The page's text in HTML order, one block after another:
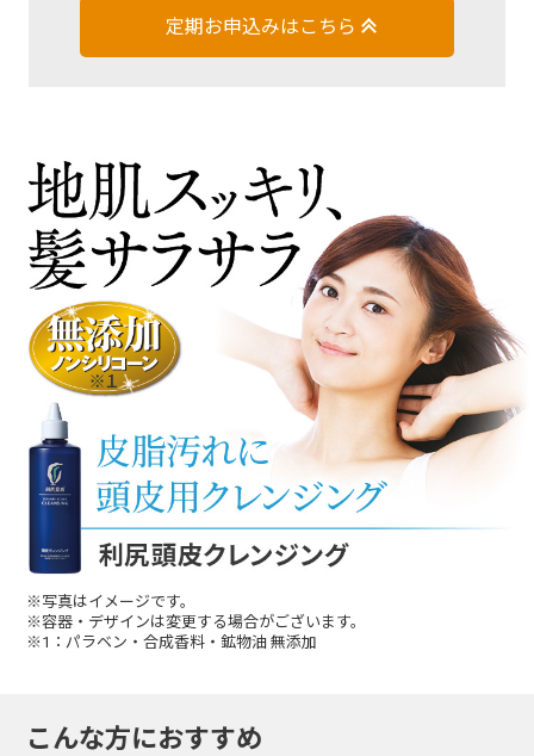
定期お申込みはこちら
※写真はイメージです。
※容器・デザインは変更する場合がございます。
※1：パラベン・合成香料・鉱物油 無添加
こんな方におすすめ